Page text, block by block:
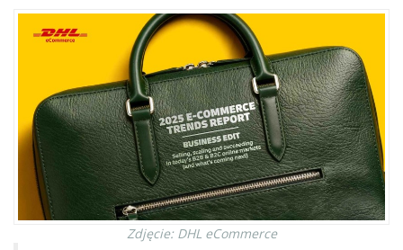
Zdjęcie: DHL eCommerce